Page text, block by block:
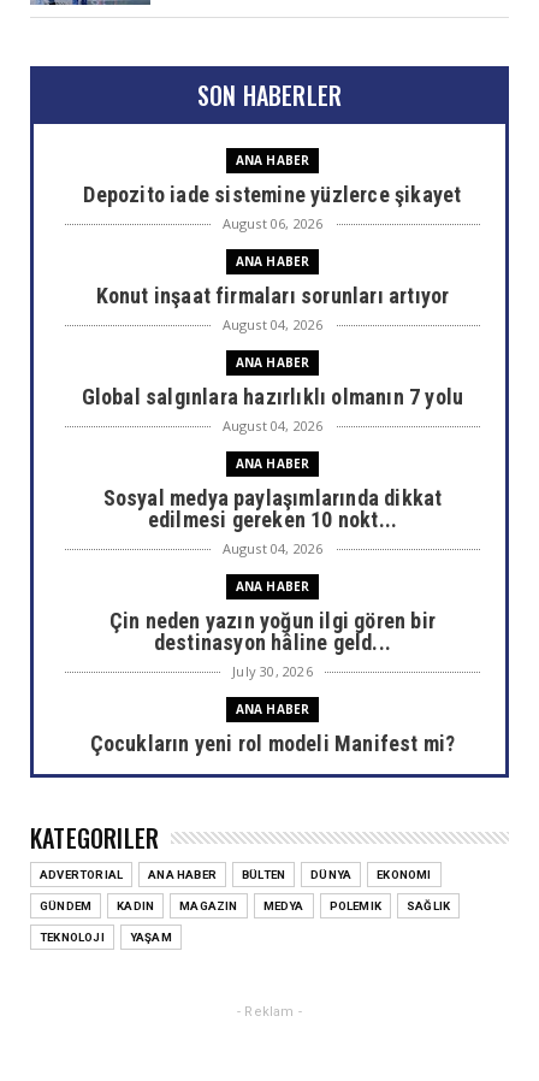
SON HABERLER
ANA HABER
Depozito iade sistemine yüzlerce şikayet
August 06, 2026
ANA HABER
Konut inşaat firmaları sorunları artıyor
August 04, 2026
ANA HABER
Global salgınlara hazırlıklı olmanın 7 yolu
August 04, 2026
ANA HABER
Sosyal medya paylaşımlarında dikkat
edilmesi gereken 10 nokt...
August 04, 2026
ANA HABER
Çin neden yazın yoğun ilgi gören bir
destinasyon hâline geld...
July 30, 2026
ANA HABER
Çocukların yeni rol modeli Manifest mi?
July 30, 2026
Areda Survey araştırdı: AHBAP sonrası bağış
haritası değişti
July 30, 2026
July 29, 2026
KATEGORILER
ADVERTORIAL ANA HABER BÜLTEN DÜNYA EKONOMI
GÜNDEM KADIN MAGAZIN MEDYA POLEMIK SAĞLIK
TEKNOLOJI YAŞAM
- Reklam -